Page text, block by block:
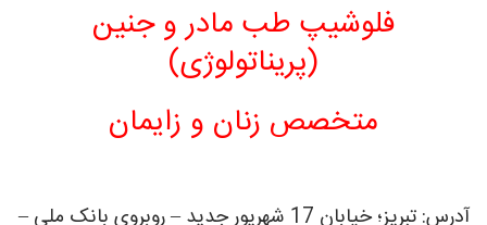
فلوشیپ طب مادر و جنین
(پریناتولوژی)
متخصص زنان و زایمان
آدرس: تبریز؛ خیابان 17 شهریور جدید – روبروی بانک ملی –